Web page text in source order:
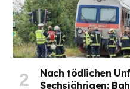
Nach tödlichen
Sechsjährigen: